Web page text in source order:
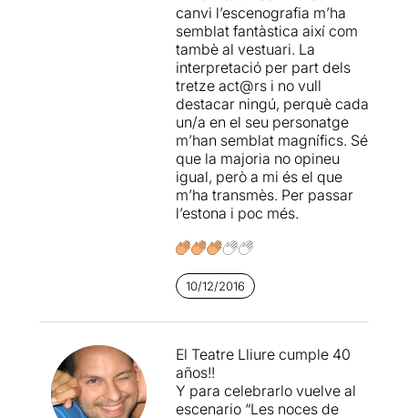
canvi l’escenografia m’ha
semblat fantàstica així com
tambè al vestuari. La
interpretació per part dels
tretze act@rs i no vull
destacar ningú, perquè cada
un/a en el seu personatge
m’han semblat magnífics. Sé
que la majoria no opineu
igual, però a mi és el que
m’ha transmès. Per passar
l’estona i poc més.
10/12/2016
El Teatre Lliure cumple 40
años!!
Y para celebrarlo vuelve al
escenario “Les noces de